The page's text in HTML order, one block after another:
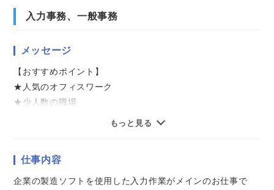
入力事務、一般事務
メッセージ
【おすすめポイント】
★人気のオフィスワーク
★少人数の職場
気になることやご質問はお問い合わせだけも大歓迎☆彡
ご応募心よりお待ちしております（・ω・）ノ
もっと見る
仕事内容
企業の製造ソフトを使用した入力作業がメインのお仕事で